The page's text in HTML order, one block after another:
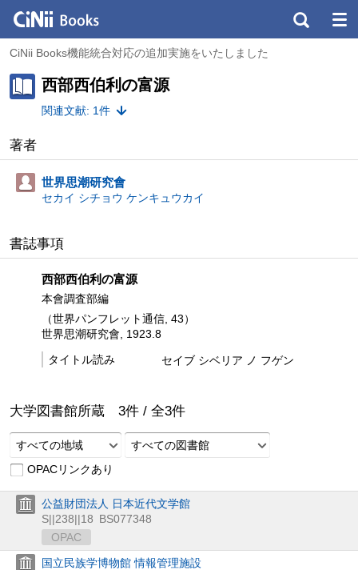
CiNii Books機能統合対応の追加実施をいたしました
西部西伯利の富源
関連文献: 1件
著者
世界思潮研究會
セカイ シチョウ ケンキュウカイ
書誌事項
西部西伯利の富源
本會調査部編
（世界パンフレット通信, 43）
世界思潮研究會, 1923.8
タイトル読み
セイブ シベリア ノ フゲン
大学図書館所蔵 3件 / 全3件
すべての地域
すべての図書館
OPACリンクあり
公益財団法人 日本近代文学館
S||238||18 BS077348
OPAC
国立民族学博物館 情報管理施設